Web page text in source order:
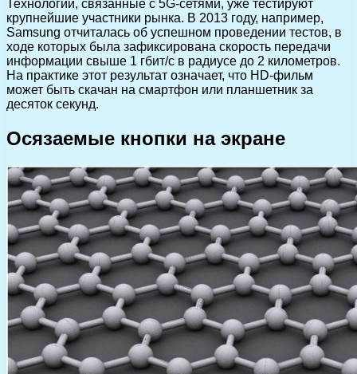
Технологии, связанные с 5G-сетями, уже тестируют
крупнейшие участники рынка. В 2013 году, например,
Samsung отчиталась об успешном проведении тестов, в
ходе которых была зафиксирована скорость передачи
информации свыше 1 гбит/с в радиусе до 2 километров.
На практике этот результат означает, что HD-фильм
может быть скачан на смартфон или планшетник за
десяток секунд.
Осязаемые кнопки на экране